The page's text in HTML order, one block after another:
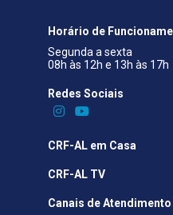
Horário de
Segunda a sexta
08h às 12h e 13h às 17h
Redes Sociais​
CRF-AL em Casa
CRF-AL TV
Canais de Atendimento